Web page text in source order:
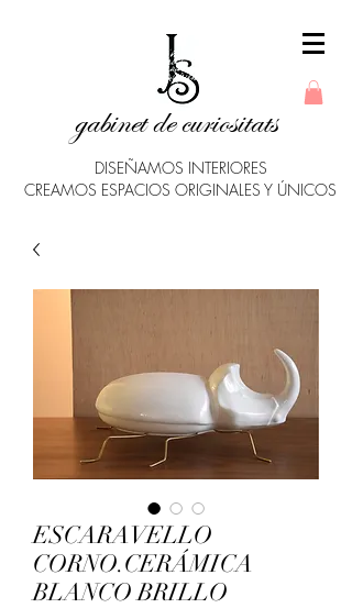
gabinet de curiositats
DISEÑAMOS INTERIORES
CREAMOS ESPACIOS ORIGINALES Y ÚNICOS
ESCARAVELLO
CORNO.CERÁMICA
BLANCO BRILLO